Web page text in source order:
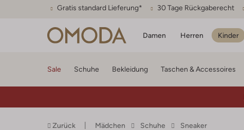
Gratis standard Lieferung* 30 Tage Rückgaberecht
Damen Herren Kinder
Sale Schuhe Bekleidung Taschen & Accessoires
Zurück Mädchen Schuhe Sneaker